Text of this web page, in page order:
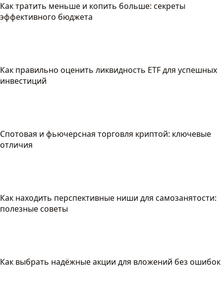
Как тратить меньше и копить больше: секреты
эффективного бюджета
Как правильно оценить ликвидность ETF для успешных
инвестиций
Спотовая и фьючерсная торговля криптой: ключевые
отличия
Как находить перспективные ниши для самозанятости:
полезные советы
Как выбрать надёжные акции для вложений без ошибок